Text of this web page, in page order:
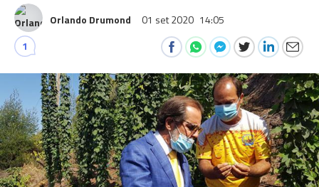
Orlando Drumond 01 set 2020 14:05
1